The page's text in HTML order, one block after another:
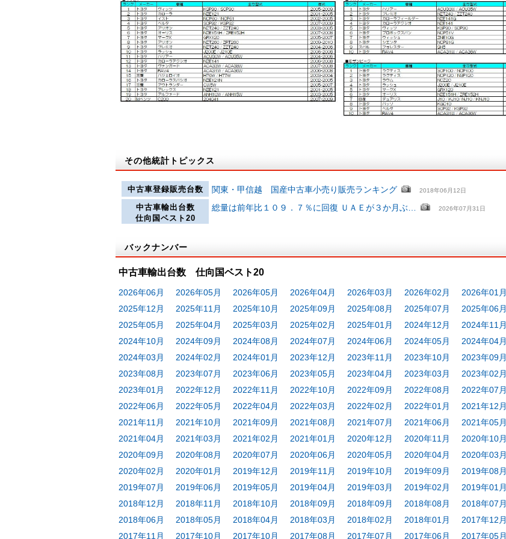
その他統計トピックス
中古車登録販売台数 関東・甲信越 国産中古車小売り販売ランキング 2018年06月12日
中古車輸出台数
仕向国ベスト20
総量は前年比１０９．７％に回復 ＵＡＥが３か月ぶ… 2026年07月31日
バックナンバー
中古車輸出台数 仕向国ベスト20
2026年06月 2026年05月 2026年05月 2026年04月 2026年03月 2026年02月
2026年01月
2025年12月
2025年11月 2025年10月 2025年09月 2025年08月 2025年07月
2025年06月
2025年05月
2025年04月 2025年03月 2025年02月 2025年01月 2024年12月
2024年11月
2024年10月
2024年09月 2024年08月 2024年07月 2024年06月 2024年05月
2024年04月
2024年03月
2024年02月 2024年01月 2023年12月 2023年11月 2023年10月
2023年09月
2023年08月
2023年07月 2023年06月 2023年05月 2023年04月 2023年03月
2023年02月
2023年01月
2022年12月 2022年11月 2022年10月 2022年09月 2022年08月
2022年07月
2022年06月
2022年05月 2022年04月 2022年03月 2022年02月 2022年01月
2021年12月
2021年11月
2021年10月 2021年09月 2021年08月 2021年07月 2021年06月
2021年05月
2021年04月
2021年03月 2021年02月 2021年01月 2020年12月 2020年11月
2020年10月
2020年09月
2020年08月 2020年07月 2020年06月 2020年05月 2020年04月
2020年03月
2020年02月
2020年01月 2019年12月 2019年11月 2019年10月 2019年09月
2019年08月
2019年07月
2019年06月 2019年05月 2019年04月 2019年03月 2019年02月
2019年01月
2018年12月
2018年11月 2018年10月 2018年09月 2018年09月 2018年08月
2018年07月
2018年06月
2018年05月 2018年04月 2018年03月 2018年02月 2018年01月
2017年12月
2017年11月
2017年10月 2017年10月 2017年08月 2017年07月 2017年06月
2017年05月